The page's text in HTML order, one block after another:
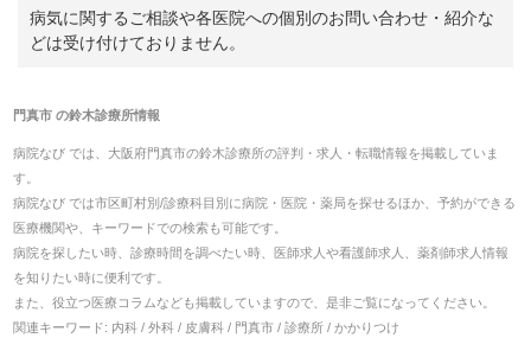
病気に関するご相談や各医院への個別のお問い合わせ・紹介な
どは受け付けておりません。
門真市の鈴木診療所情報
病院なび では、 大阪府門真市の鈴木診療所の評判・求人・転職情報を掲載していま
す。
病院なび では市区町村別/診療科目別に病院・医院・薬局を探せるほか、予約ができる
医療機関や、キーワードでの検索も可能です。
病院を探したい時、診療時間を調べたい時、医師求人や看護師求人、薬剤師求人情報
を知りたい時に便利です。
また、役立つ医療コラムなども掲載していますので、是非ご覧になってください。
関連キーワード: 内科 / 外科 / 皮膚科 / 門真市 / 診療所 / かかりつけ